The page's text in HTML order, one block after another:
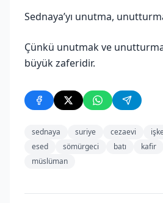
Sednaya’yı unutma,
Çünkü unutmak ve
büyük zaferidir.
sednaya suriye cezaevi
esed
sömürgeci batı kafir
müslüman